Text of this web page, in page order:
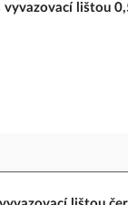
vyvazovací lištou